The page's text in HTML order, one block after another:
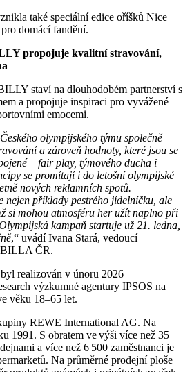
také speciální edice oříšků Nice
domácí fandění.
propojuje kvalitní stravování,
staví na dlouhodobém partnerství s
a propojuje inspiraci pro vyvážené
emocemi.
olympijského týmu společně
a zároveň hodnoty, které jsou se
– fair play, týmového ducha i
se promítají i do letošní olympijské
nových reklamních spotů.
nejen příklady pestrého jídelníčku, ale
si mohou atmosféru her užít naplno při
kampaň startuje už 21. ledna,
,“ uvádí Ivana Stará, vedoucí
BILLA ČR.
realizován v únoru 2026
výzkumné agentury IPSOS na
věku 18–65 let.
REWE International AG. Na
1991. S obratem ve výši více než 35
a více než 6 500 zaměstnanci je
Na průměrné prodejní ploše